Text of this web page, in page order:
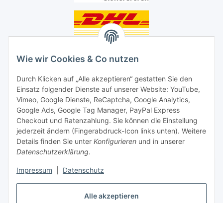
Alle akzeptieren
Wie wir Cookies & Co nutzen
Durch Klicken auf „Alle akzeptieren“ gestatten Sie den
Einsatz folgender Dienste auf unserer Website: YouTube,
Vimeo, Google Dienste, ReCaptcha, Google Analytics,
Google Ads, Google Tag Manager, PayPal Express
Checkout und Ratenzahlung. Sie können die Einstellung
jederzeit ändern (Fingerabdruck-Icon links unten). Weitere
Details finden Sie unter Konfigurieren und in unserer
Datenschutzerklärung.
Impressum Datenschutz
Social Media
Unsere Dienstleistungen
Lampenreparatur
Lichtservice für Senioren
Vertrag widerrufen